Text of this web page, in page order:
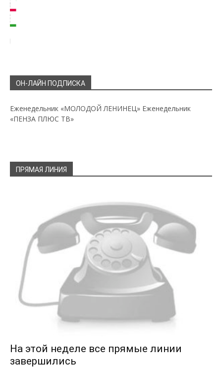
ОН-ЛАЙН ПОДПИСКА
Еженедельник «МОЛОДОЙ ЛЕНИНЕЦ» Еженедельник
«ПЕНЗА ПЛЮС ТВ»
ПРЯМАЯ ЛИНИЯ
На этой неделе все прямые линии
завершились